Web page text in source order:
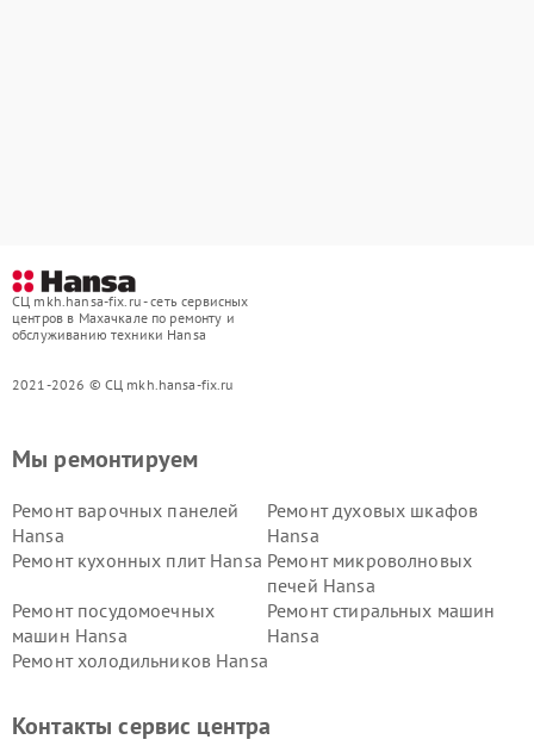
СЦ mkh.hansa-fix.ru - сеть сервисных
центров в Махачкале по ремонту и
обслуживанию техники Hansa
2021-2026 © СЦ mkh.hansa-fix.ru
Мы ремонтируем
Ремонт варочных панелей
Hansa
Ремонт духовых шкафов
Hansa
Ремонт кухонных плит Hansa Ремонт микроволновых
печей Hansa
Ремонт посудомоечных
машин Hansa
Ремонт стиральных машин
Hansa
Ремонт холодильников Hansa
Контакты сервис центра